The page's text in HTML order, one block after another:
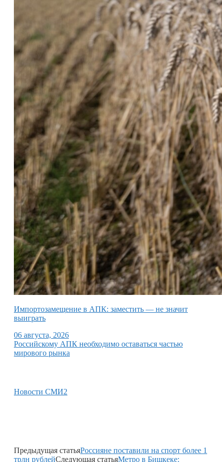
Импортозамещение в АПК: заместить — не значит
выиграть
06 августа, 2026
Российскому АПК необходимо оставаться частью
мирового рынка
Новости СМИ2
Предыдущая статьяРоссияне поставили на спорт более 1
трлн рублейСледующая статьяМетро в Бишкеке: